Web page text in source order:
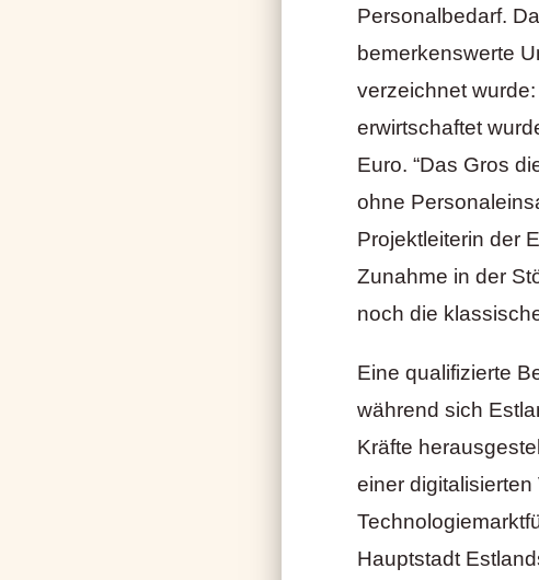
Personalbedarf.
bemerkenswerte
verzeichnet
erwirtschaftet
Euro. “Das Gros
ohne
Projektleiterin der
Zunahme in der
noch die
Eine qualifizierte
während sich
Kräfte
einer
Hauptstadt